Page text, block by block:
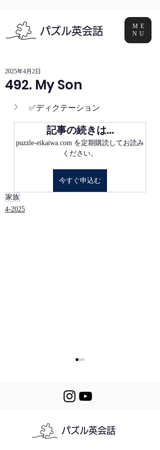
パズル英会話
ME
NU
492. My Son
2025年4月2日
✅ディクテーション
記事の続きは…
puzzle-eikaiwa.com を定期購読してお読み
ください。
今すぐ申込む
家族
4-2025
500. English Content
パズル英会話